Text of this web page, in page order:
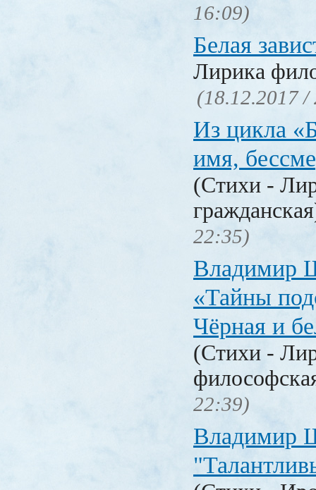
16:09)
Белая
Лирика
(18.12.2017 /
Из цикла
имя,
(Стихи -
22:35)
Владимир
«Тайны
Чёрная и
(Стихи -
22:39)
Владимир